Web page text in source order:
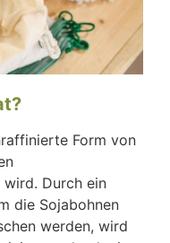
Form von
Durch ein
die Sojabohnen
werden, wird